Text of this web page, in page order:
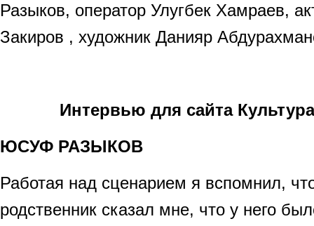
Разыков, оператор Улугбек Хамраев,
Закиров , художник Данияр
Интервью для сайта
ЮСУФ РАЗЫКОВ
Работая над сценарием я вспомнил,
родственник сказал мне, что у него